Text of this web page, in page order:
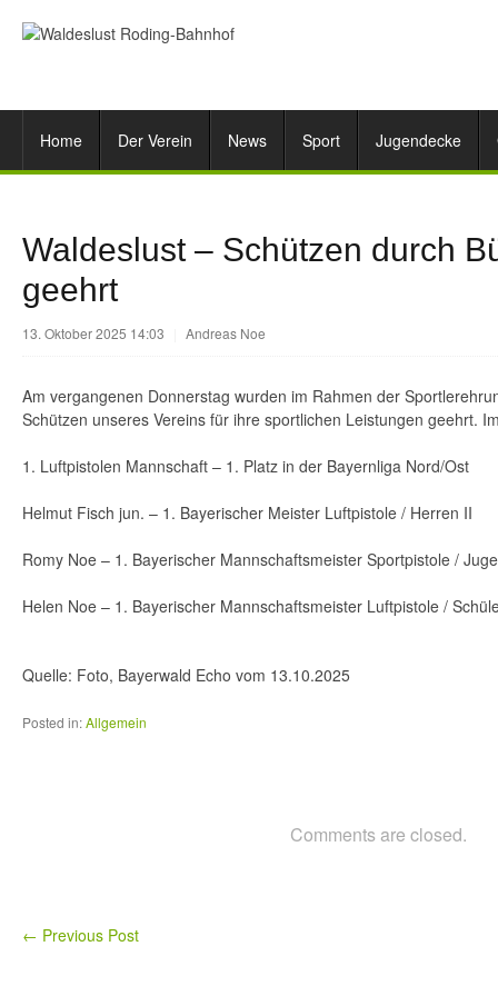
Home Der Verein News Sport Jugendecke
Waldeslust – Schützen durch
geehrt
13. Oktober 2025 14:03 Andreas Noe
Am vergangenen Donnerstag wurden im Rahmen der
Schützen unseres Vereins für ihre sportlichen Leistungen geehrt.
1. Luftpistolen Mannschaft – 1. Platz in der Bayernliga Nord/Ost
Helmut Fisch jun. – 1. Bayerischer Meister Luftpistole / Herren II
Romy Noe – 1. Bayerischer Mannschaftsmeister Sportpistole /
Helen Noe – 1. Bayerischer Mannschaftsmeister Luftpistole /
Quelle: Foto, Bayerwald Echo vom 13.10.2025
Posted in:Allgemein
Comments are closed.
← Previous Post